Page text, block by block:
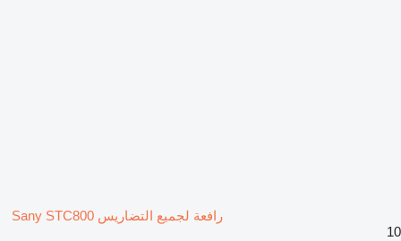
رافعة لجميع التضاريس Sany STC800
10